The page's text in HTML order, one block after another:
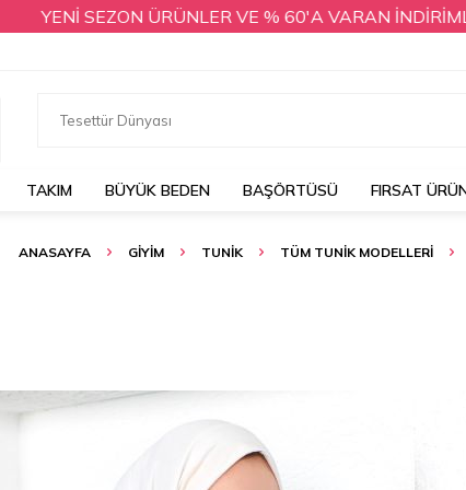
YENİ SEZON ÜRÜNLER VE % 60'A VARAN İNDİRİMLER
TAKIM BÜYÜK BEDEN BAŞÖRTÜSÜ FIRSAT
ANASAYFA GİYİM TUNİK TÜM TUNIK MODELLERI